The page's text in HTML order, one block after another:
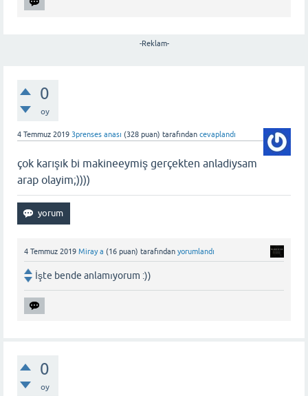
-Reklam-
0
oy
4 Temmuz 2019 3prenses anası (328 puan) tarafından cevaplandı
çok karışık bi makineeymiş gerçekten anladiysam
arap olayim;))))
4 Temmuz 2019 Miray a (16 puan) tarafından yorumlandı
İşte bende anlamıyorum :))
0
oy